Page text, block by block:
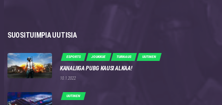
SUOSITUIMPIA UUTISIA
ESPORTS JOUKKUE TURNAUS UUTINEN
KANALIIGA PUBG KAUSI ALKAA!
10.1.2022
UUTINEN